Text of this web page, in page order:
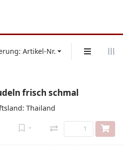
Artikel-Nr.
frisch schmal
Thailand